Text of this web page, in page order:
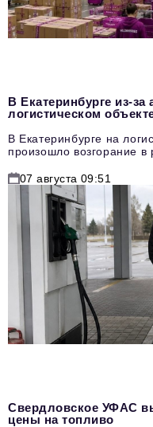
В Екатеринбурге из-за
логистическом
В Екатеринбурге на
произошло возгорание в
07 августа 09:51
Свердловское УФАС
цены на топливо